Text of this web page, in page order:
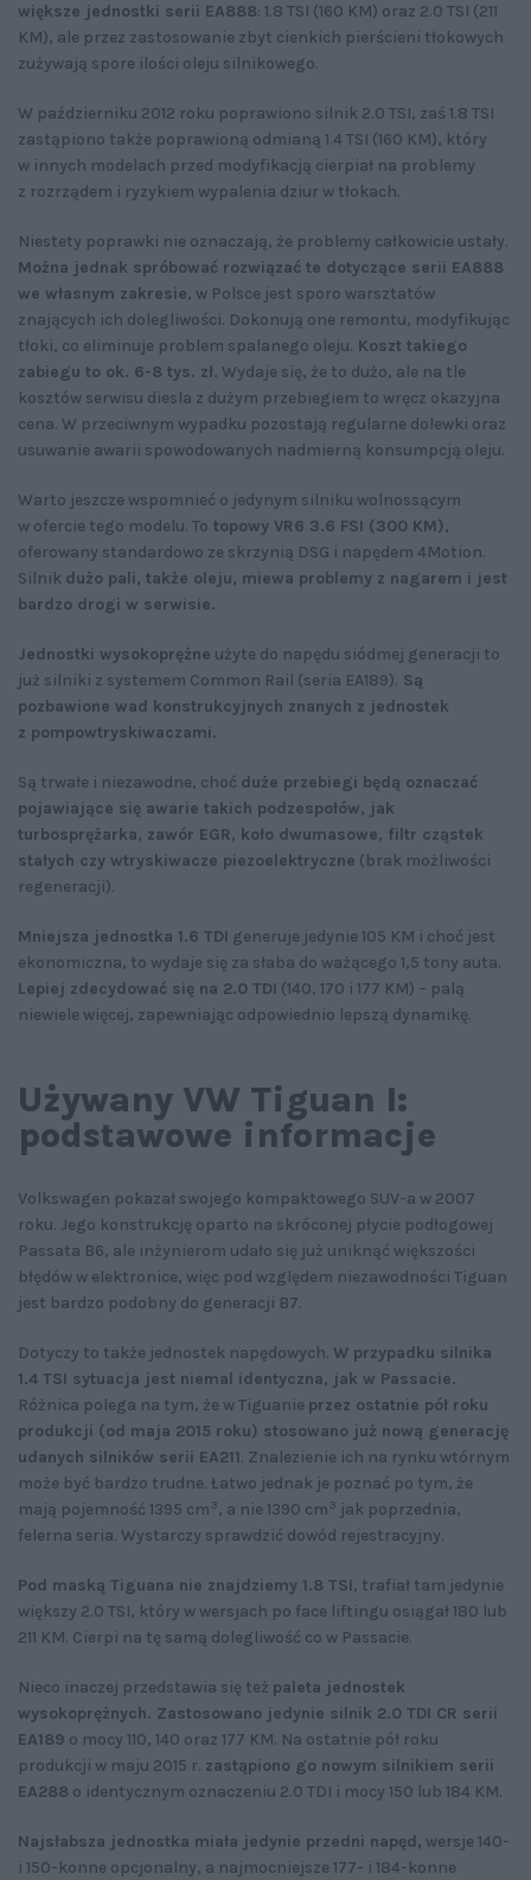
większe jednostki serii EA888: 1.8 TSI (160 KM) oraz 2.0 TSI (211
KM), ale przez zastosowanie zbyt cienkich pierścieni tłokowych
zużywają spore ilości oleju silnikowego.
W październiku 2012 roku poprawiono silnik 2.0 TSI, zaś 1.8 TSI
zastąpiono także poprawioną odmianą 1.4 TSI (160 KM), który
w innych modelach przed modyfikacją cierpiał na problemy
z rozrządem i ryzykiem wypalenia dziur w tłokach.
Niestety poprawki nie oznaczają, że problemy całkowicie ustały.
Można jednak spróbować rozwiązać te dotyczące serii EA888
we własnym zakresie, w Polsce jest sporo warsztatów
znających ich dolegliwości. Dokonują one remontu, modyfikując
tłoki, co eliminuje problem spalanego oleju. Koszt takiego
zabiegu to ok. 6-8 tys. zł. Wydaje się, że to dużo, ale na tle
kosztów serwisu diesla z dużym przebiegiem to wręcz okazyjna
cena. W przeciwnym wypadku pozostają regularne dolewki oraz
usuwanie awarii spowodowanych nadmierną konsumpcją oleju.
Warto jeszcze wspomnieć o jedynym silniku wolnossącym
w ofercie tego modelu. To topowy VR6 3.6 FSI (300 KM),
oferowany standardowo ze skrzynią DSG i napędem 4Motion.
Silnik dużo pali, także oleju, miewa problemy z nagarem i jest
bardzo drogi w serwisie.
Jednostki wysokoprężne użyte do napędu siódmej generacji to
już silniki z systemem Common Rail (seria EA189). Są
pozbawione wad konstrukcyjnych znanych z jednostek
z pompowtryskiwaczami.
Są trwałe i niezawodne, choć duże przebiegi będą oznaczać
pojawiające się awarie takich podzespołów, jak
turbosprężarka, zawór EGR, koło dwumasowe, filtr cząstek
stałych czy wtryskiwacze piezoelektryczne (brak możliwości
regeneracji).
Mniejsza jednostka 1.6 TDI generuje jedynie 105 KM i choć jest
ekonomiczna, to wydaje się za słaba do ważącego 1,5 tony auta.
Lepiej zdecydować się na 2.0 TDI (140, 170 i 177 KM) – palą
niewiele więcej, zapewniając odpowiednio lepszą dynamikę.
Używany VW Tiguan I:
podstawowe informacje
Volkswagen pokazał swojego kompaktowego SUV-a w 2007
roku. Jego konstrukcję oparto na skróconej płycie podłogowej
Passata B6, ale inżynierom udało się już uniknąć większości
błędów w elektronice, więc pod względem niezawodności Tiguan
jest bardzo podobny do generacji B7.
Dotyczy to także jednostek napędowych. W przypadku silnika
1.4 TSI sytuacja jest niemal identyczna, jak w Passacie.
Różnica polega na tym, że w Tiguanie przez ostatnie pół roku
produkcji (od maja 2015 roku) stosowano już nową generację
udanych silników serii EA211. Znalezienie ich na rynku wtórnym
może być bardzo trudne. Łatwo jednak je poznać po tym, że
mają pojemność 1395 cm3, a nie 1390 cm3 jak poprzednia,
felerna seria. Wystarczy sprawdzić dowód rejestracyjny.
Pod maską Tiguana nie znajdziemy 1.8 TSI, trafiał tam jedynie
większy 2.0 TSI, który w wersjach po face liftingu osiągał 180 lub
211 KM. Cierpi na tę samą dolegliwość co w Passacie.
Nieco inaczej przedstawia się też paleta jednostek
wysokoprężnych. Zastosowano jedynie silnik 2.0 TDI CR serii
EA189 o mocy 110, 140 oraz 177 KM. Na ostatnie pół roku
produkcji w maju 2015 r. zastąpiono go nowym silnikiem serii
EA288 o identycznym oznaczeniu 2.0 TDI i mocy 150 lub 184 KM.
Najsłabsza jednostka miała jedynie przedni napęd, wersje 140-
i 150-konne opcjonalny, a najmocniejsze 177- i 184-konne